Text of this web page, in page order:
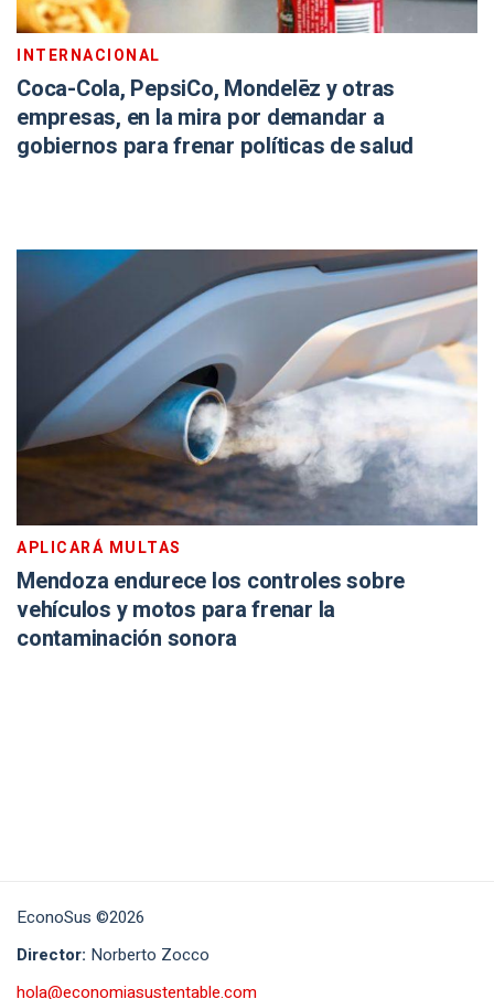
INTERNACIONAL
Coca-Cola, PepsiCo, Mondelēz y otras
empresas, en la mira por demandar a
gobiernos para frenar políticas de salud
APLICARÁ MULTAS
Mendoza endurece los controles sobre
vehículos y motos para frenar la
contaminación sonora
EconoSus ©2026
Director: Norberto Zocco
hola@economiasustentable.com